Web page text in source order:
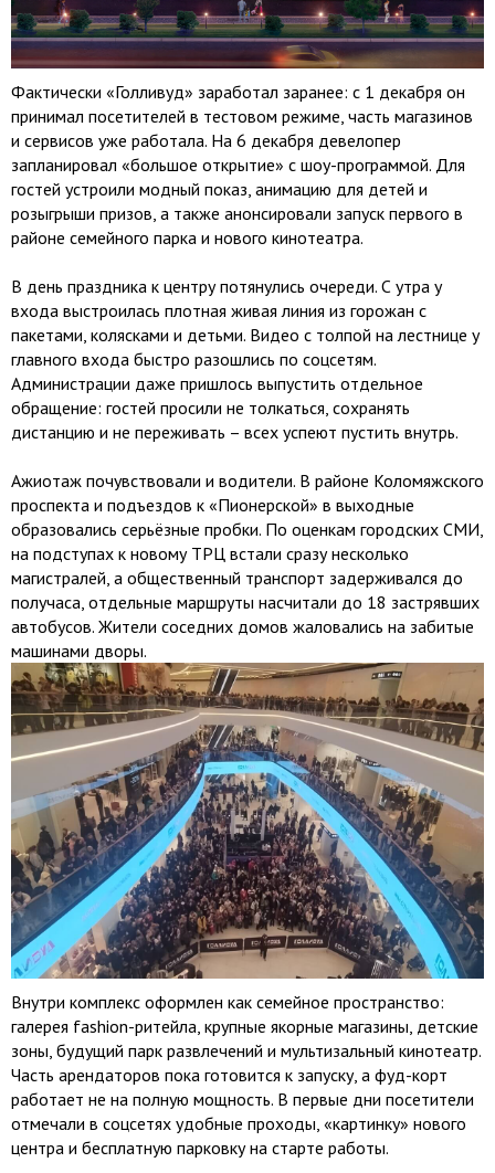
Фактически «Голливуд» заработал заранее: с 1 декабря он
принимал посетителей в тестовом режиме, часть магазинов
и сервисов уже работала. На 6 декабря девелопер
запланировал «большое открытие» с шоу-программой. Для
гостей устроили модный показ, анимацию для детей и
розыгрыши призов, а также анонсировали запуск первого в
районе семейного парка и нового кинотеатра.
В день праздника к центру потянулись очереди. С утра у
входа выстроилась плотная живая линия из горожан с
пакетами, колясками и детьми. Видео с толпой на лестнице у
главного входа быстро разошлись по соцсетям.
Администрации даже пришлось выпустить отдельное
обращение: гостей просили не толкаться, сохранять
дистанцию и не переживать – всех успеют пустить внутрь.
Ажиотаж почувствовали и водители. В районе Коломяжского
проспекта и подъездов к «Пионерской» в выходные
образовались серьёзные пробки. По оценкам городских СМИ,
на подступах к новому ТРЦ встали сразу несколько
магистралей, а общественный транспорт задерживался до
получаса, отдельные маршруты насчитали до 18 застрявших
автобусов. Жители соседних домов жаловались на забитые
машинами дворы.
Внутри комплекс оформлен как семейное пространство:
галерея fashion-ритейла, крупные якорные магазины, детские
зоны, будущий парк развлечений и мультизальный кинотеатр.
Часть арендаторов пока готовится к запуску, а фуд-корт
работает не на полную мощность. В первые дни посетители
отмечали в соцсетях удобные проходы, «картинку» нового
центра и бесплатную парковку на старте работы.